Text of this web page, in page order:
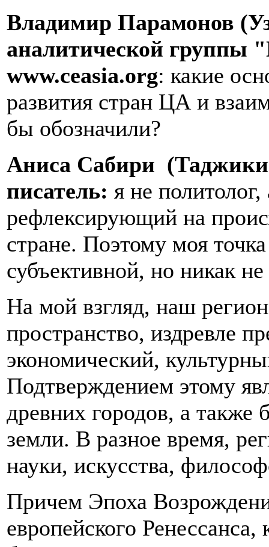
Владимир Парамонов
аналитической группы
www.ceasia.org: какие
развития стран ЦА и
бы обозначили?
Аниса Сабири
писатель: я не
рефлексирующий на
стране. Поэтому моя
субъективной, но никак
На мой взгляд, наш
пространство, издревле
экономический,
Подтверждением этому
древних городов, а также
земли. В разное время,
науки, искусства,
Причем Эпоха
европейского